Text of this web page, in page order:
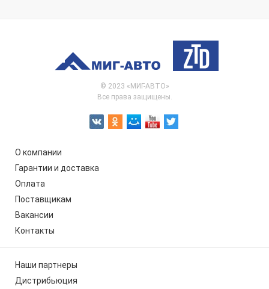
© 2023 «МИГ-АВТО»
Все права защищены.
О компании
Гарантии и доставка
Оплата
Поставщикам
Вакансии
Контакты
Наши партнеры
Дистрибьюция